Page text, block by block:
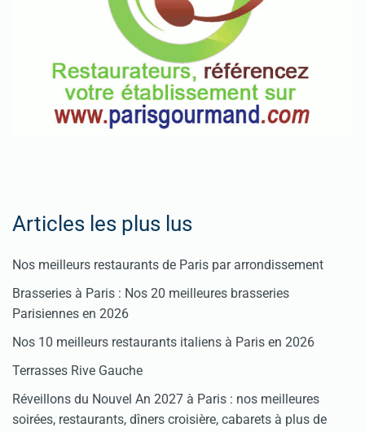
Pour
enregistrer
votre
restaurant
Articles les plus lus
Nos meilleurs restaurants de Paris par arrondissement
Brasseries à Paris : Nos 20 meilleures brasseries
Parisiennes en 2026
Nos 10 meilleurs restaurants italiens à Paris en 2026
Terrasses Rive Gauche
Réveillons du Nouvel An 2027 à Paris : nos meilleures
soirées, restaurants, dîners croisière, cabarets à plus de